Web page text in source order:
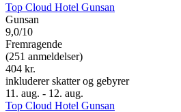
Top Cloud Hotel Gunsan
Gunsan
9,0/10
Fremragende
(251 anmeldelser)
404 kr.
inkluderer skatter og gebyrer
11. aug. - 12. aug.
Top Cloud Hotel Gunsan